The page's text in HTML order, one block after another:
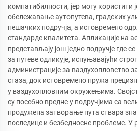
компатибилности, јер могу користити
обележавање аутопутева, градских
пешачких подручја, а истовремено
стандарде квалитета. Апликације на
представљају још једно подручје где
за путеве одликује, испуњавајући
администрације за ваздухопловство
стаза, док истовремено пружа
у ваздухопловним окружењима.
су посебно вредне у подручјима са
продужена затворање пута ствара
последице и безбедносне проблеме. У